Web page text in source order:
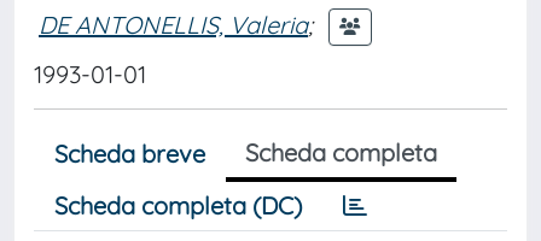
DE ANTONELLIS, Valeria;
1993-01-01
Scheda breve
Scheda completa
Scheda completa (DC)